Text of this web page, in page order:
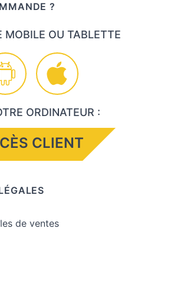
?
MOBILE OU TABLETTE
ORDINATEUR :
CLIENT
de ventes